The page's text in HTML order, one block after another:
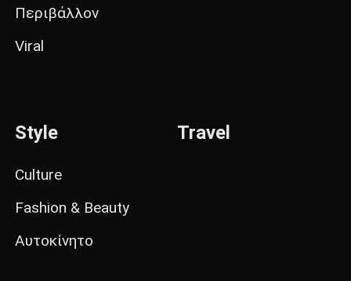
Περιβάλλον
Viral
Style
Culture
Fashion & Beauty
Αυτοκίνητο
Travel